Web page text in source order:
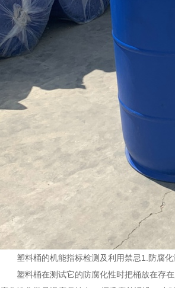
塑料桶的机能指标检测及利用禁忌1.防腐化
塑料桶在测试它的防腐化性时把桶放在存